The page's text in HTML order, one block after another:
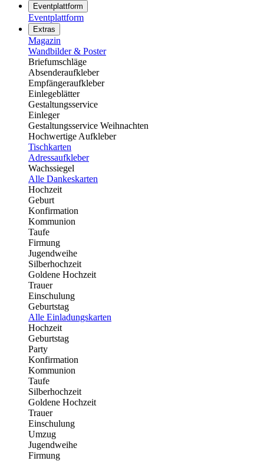
Eventplattform
Eventplattform
Extras
Magazin
Wandbilder & Poster
Briefumschläge
Absenderaufkleber
Empfängeraufkleber
Einlegeblätter
Gestaltungsservice
Einleger
Gestaltungsservice Weihnachten
Hochwertige Aufkleber
Tischkarten
Adressaufkleber
Wachssiegel
Alle Dankeskarten
Hochzeit
Geburt
Konfirmation
Kommunion
Taufe
Firmung
Jugendweihe
Silberhochzeit
Goldene Hochzeit
Trauer
Einschulung
Geburtstag
Alle Einladungskarten
Hochzeit
Geburtstag
Party
Konfirmation
Kommunion
Taufe
Silberhochzeit
Goldene Hochzeit
Trauer
Einschulung
Umzug
Jugendweihe
Firmung